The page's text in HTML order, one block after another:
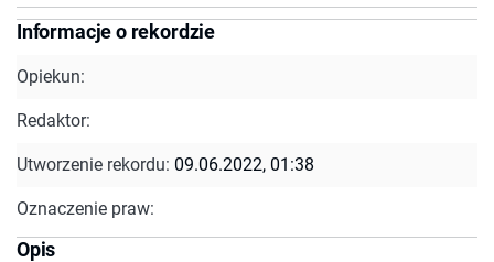
Informacje o rekordzie
Opiekun:
Redaktor:
Utworzenie rekordu: 09.06.2022, 01:38
Oznaczenie praw:
Opis